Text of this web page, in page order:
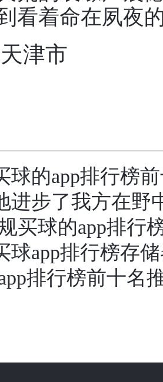
看着命在夙夜
津市
球的app排行榜
进步了我方在野
买球的app排行
球app排行榜存
排行榜前十名